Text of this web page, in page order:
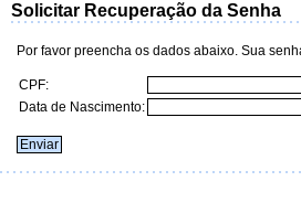
Solicitar Recuperação da Senha
Por favor preencha os dados abaixo. Sua
CPF:
Data de Nascimento: